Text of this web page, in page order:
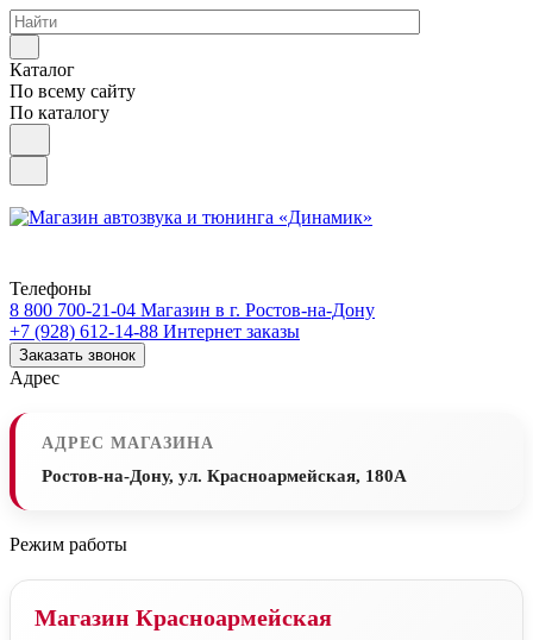
Каталог
По всему сайту
По каталогу
Телефоны
8 800 700-21-04 Магазин в г. Ростов-на-Дону
+7 (928) 612-14-88 Интернет заказы
Заказать звонок
Адрес
АДРЕС МАГАЗИНА
Ростов-на-Дону, ул. Красноармейская, 180А
Режим работы
Магазин Красноармейская